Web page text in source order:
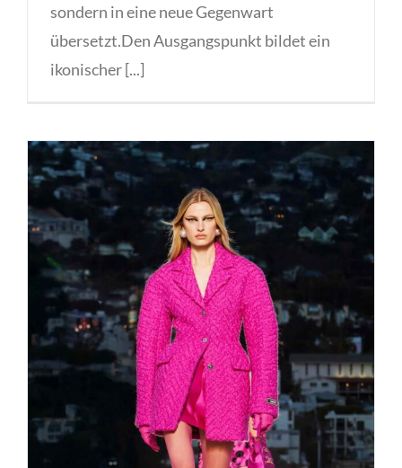
sondern in eine neue Gegenwart
übersetzt.Den Ausgangspunkt bildet ein
ikonischer [...]
Great Fashion Event Versace in LA